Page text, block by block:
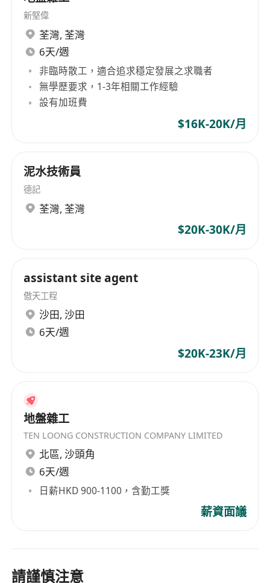
新堅偉
荃灣, 荃灣
6天/週
非臨時散工，適合追求穩定發展之求職者
無學歷要求，1-3年相關工作經驗
設有加班費
$16K-20K/月
泥水技術員
德記
荃灣, 荃灣
$20K-30K/月
assistant site agent
傲天工程
沙田, 沙田
6天/週
$20K-23K/月
地盤雜工
TEN LOONG CONSTRUCTION COMPANY LIMITED
北區, 沙頭角
6天/週
日薪HKD 900-1100，含勤工獎
薪資面議
請謹慎注意